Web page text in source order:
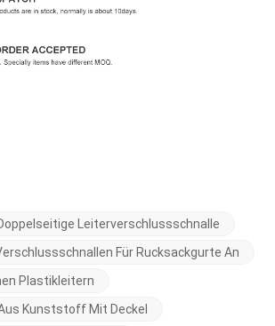
Leiterverschlussschnalle
Für Rucksackgurte An
Plastikleitern
Kunststoff Mit Deckel